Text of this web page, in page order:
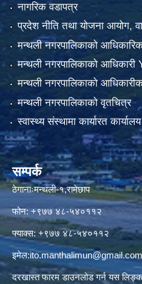
नागरिक वडापत्र
प्रदेश नीति तथा योजना आयोग,
मन्थली नगरपालिकाको
मन्थली नगरपालिकाको
मन्थली नगरपालिकाको
मन्थली नगरपालिकाको वृतचित्र
स्वास्थ्य संस्थामा कार्यारत
सम्पर्क
ठेगानाःमन्थली-१,रामेछाप
फोन: +९७७ ४८-५४०११२
फ्याक्स: +९७७ ४८-५४०११२
इमेल:ito.manthalimun@gmail.com
दरखास्त फारम डाउनलोड गर्न यस